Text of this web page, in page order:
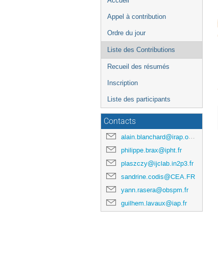
de
Appel à contribution
Ordre du jour
Liste des Contributions
Recueil des résumés
Inscription
Liste des participants
Contacts
alain.blanchard@irap.omp.eu
philippe.brax@ipht.fr
plaszczy@ijclab.in2p3.fr
sandrine.codis@CEA.FR
yann.rasera@obspm.fr
guilhem.lavaux@iap.fr